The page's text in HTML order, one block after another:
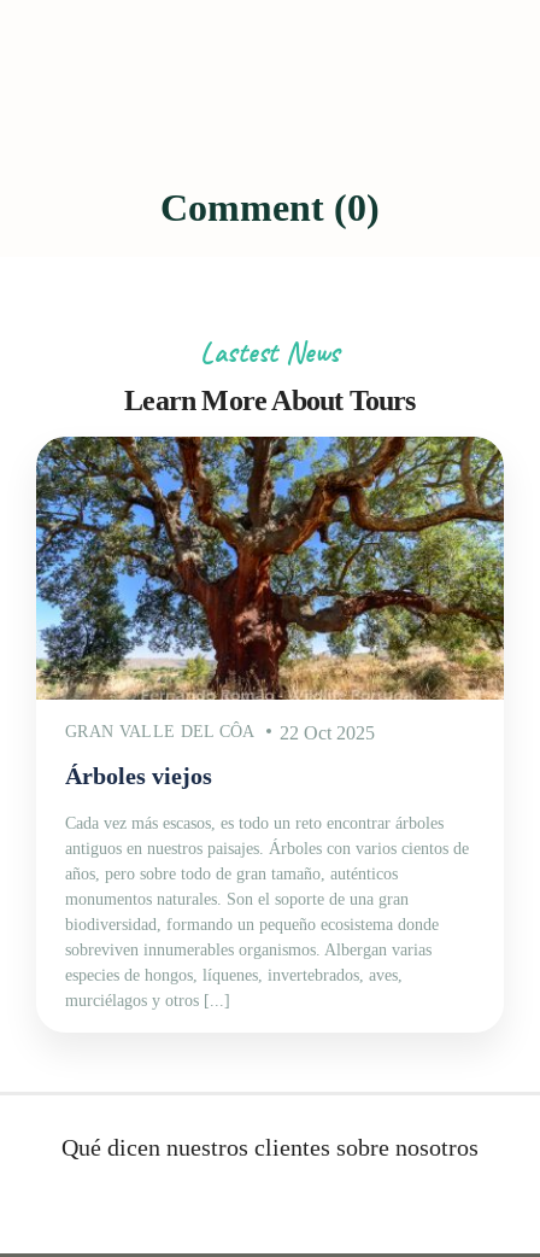
Comment (0)
Lastest News
Learn More About Tours
GRAN VALLE DEL CÔA 22 Oct 2025
Árboles viejos
Cada vez más escasos, es todo un reto encontrar árboles
antiguos en nuestros paisajes. Árboles con varios cientos de
años, pero sobre todo de gran tamaño, auténticos
monumentos naturales. Son el soporte de una gran
biodiversidad, formando un pequeño ecosistema donde
sobreviven innumerables organismos. Albergan varias
especies de hongos, líquenes, invertebrados, aves,
murciélagos y otros [...]
Qué dicen nuestros clientes sobre nosotros